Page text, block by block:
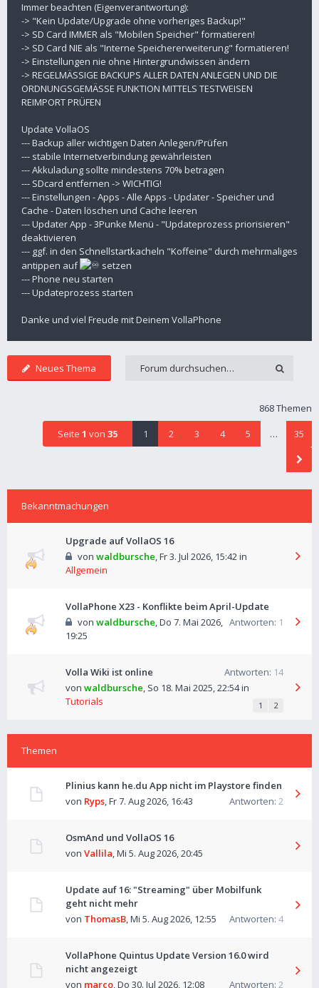
Immer beachten (Eigenverantwortung):
-> "Kein Update/Upgrade ohne vorheriges Backup!"
-> SD Card IMMER als "Mobilen Speicher" formatieren!
-> SD Card NIE als "Interne Speichererweiterung" formatieren!
-> Einstellungen nie ohne Hintergrundwissen ändern
-> REGELMÄSSIGE BACKUPS ALLER DATEN ANLEGEN UND DIE
ORDNUNGSGEMÄSSE FUNKTION MITTELS TESTWEISEN
REIMPORT PRÜFEN
Update VollaOS
--- Backup aller wichtigen Daten Anlegen/Prüfen
--- stabile Internetverbindung gewährleisten
--- Akkuladung sollte mindestens 70% betragen
--- SDcard entfernen -> WICHTIG!
--- Einstellungen - Apps - Alle Apps - Updater - Speicher und
Cache - Daten löschen und Cache leeren
--- Updater App - 3Punke Menü - "Updateprozess priorisieren"
deaktivieren
--- ggf. in den Schnellstartkacheln "Koffeine" durch mehrmaliges
antippen auf
setzen
--- Phone neu starten
--- Updateprozess starten
Danke und viel Freude mit Deinem VollaPhone
Neues Thema
868 Themen
Seite 1 von 35 1 2 3 4 5 … 35
Bekanntmachungen
Upgrade auf VollaOS 16
von waldbursche,Fr 3. Jul 2026, 15:42in
Allgemein
VollaPhone X23 - Konflikte beim April-Update
Antworten: 1
von waldbursche,Do 7. Mai 2026,
19:25
Volla Wiki ist online Antworten: 14
von waldbursche, So 18. Mai 2025, 22:54in
Tutorials
1 2
Themen
Plinius kann he.du App nicht im Playstore finden
Antworten: 2
von Ryps,Fr 7. Aug 2026, 16:43
OsmAnd und VollaOS 16
von Vallila,Mi 5. Aug 2026, 20:45
Update auf 16: "Streaming" über Mobilfunk
geht nicht mehr
Antworten: 4
von ThomasB,Mi 5. Aug 2026, 12:55
VollaPhone Quintus Update Version 16.0 wird
nicht angezeigt
Antworten: 2
von marco,Do 30. Jul 2026, 12:08